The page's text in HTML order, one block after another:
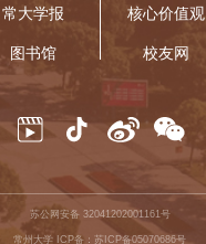
常大学报
图书馆
核心价值观
校友网
苏公网安备 32041202001161号
常州大学 ICP备：苏ICP备05070686号